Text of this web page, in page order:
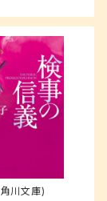
川文庫)